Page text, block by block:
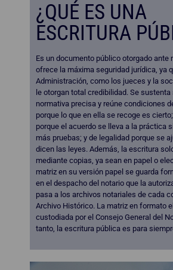
¿QUÉ ES UNA
ESCRITURA
Es un documento público otorgado ante
ofrece la máxima seguridad jurídica, ya
Administración, como los jueces y la
le otorgan total credibilidad. Se sustenta
normativa precisa y reúne condiciones
porque lo que en ella se recoge es
porque el acuerdo se lleva a la práctica
más pruebas; y de legalidad porque se
dicen las leyes. Además, la escritura
mediante copias, ya sean en papel o
matriz en su versión papel se guarda
en el despacho del notario que la
pasa a los archivos notariales de cada
Archivo Histórico. La matriz en formato
custodiada por el Consejo General del
tanto, la escritura pública es para